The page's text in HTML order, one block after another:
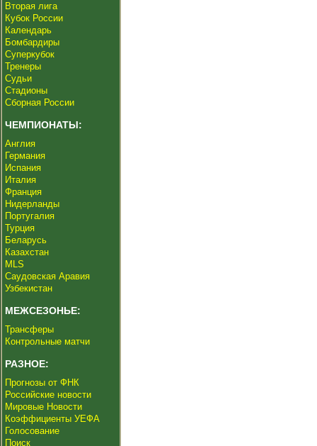
Вторая лига
Кубок России
Календарь
Бомбардиры
Суперкубок
Тренеры
Судьи
Стадионы
Сборная России
ЧЕМПИОНАТЫ:
Англия
Германия
Испания
Италия
Франция
Нидерланды
Португалия
Турция
Беларусь
Казахстан
MLS
Саудовская Аравия
Узбекистан
МЕЖСЕЗОНЬЕ:
Трансферы
Контрольные матчи
РАЗНОЕ:
Прогнозы от ФНК
Российские новости
Мировые Новости
Коэффициенты УЕФА
Голосование
Поиск